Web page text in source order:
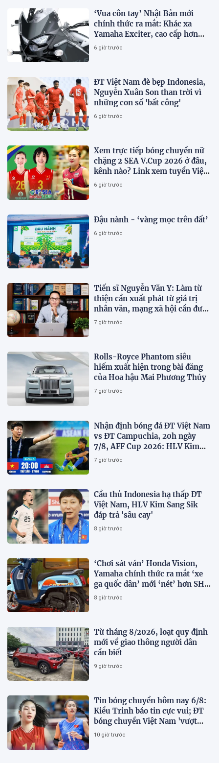
‘Vua côn tay’ Nhật Bản mới
chính thức ra mắt: Khác xa
Yamaha Exciter, cao cấp hơn
Honda Winner R, giá rẻ so với
6 giờ trước
ĐT Việt Nam đè bẹp Indonesia,
Nguyễn Xuân Son than trời vì
những con số 'bất công'
6 giờ trước
Xem trực tiếp bóng chuyền nữ
chặng 2 SEA V.Cup 2026 ở đâu,
kênh nào? Link xem tuyển Việt
Nam thi đấu
6 giờ trước
Đậu nành - ‘vàng mọc trên đất’
6 giờ trước
Tiến sĩ Nguyễn Văn Y: Làm từ
thiện cần xuất phát từ giá trị
nhân văn, mạng xã hội cần được
sử dụng bằng văn hóa và trách
7 giờ trước
Rolls-Royce Phantom siêu
hiếm xuất hiện trong bài đăng
của Hoa hậu Mai Phương Thúy
7 giờ trước
Nhận định bóng đá ĐT Việt Nam
vs ĐT Campuchia, 20h ngày
7/8, AFF Cup 2026: HLV Kim
Sang-sik tiết lộ kế hoạch nhân
7 giờ trước
Cầu thủ Indonesia hạ thấp ĐT
Việt Nam, HLV Kim Sang Sik
đáp trả 'sâu cay'
8 giờ trước
‘Chơi sát ván’ Honda Vision,
Yamaha chính thức ra mắt ‘xe
ga quốc dân’ mới ‘nét’ hơn SH
Mode, giá rẻ chỉ 34 triệu đồng
8 giờ trước
Từ tháng 8/2026, loạt quy định
mới về giao thông người dân
cần biết
9 giờ trước
Tin bóng chuyền hôm nay 6/8:
Kiều Trinh báo tin cực vui; ĐT
bóng chuyền Việt Nam 'vượt
mặt' Thái Lan
10 giờ trước